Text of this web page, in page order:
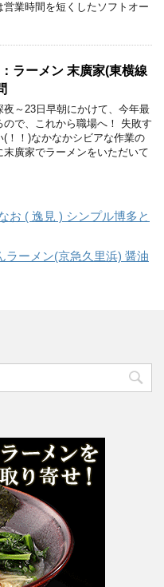
営業時間を短くしたソフトオー
ラーメン 末廣家(東横線
～23日早朝にかけて、今年最
で、これから職場へ！ 失敗す
(！！)なかなかシビアな作業の
末廣家でラーメンをいただいて
お ( 逸見 ) シンプル博多と
ラーメン(京急久里浜) 醤油